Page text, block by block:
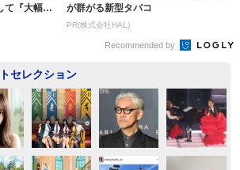
て『大幅に
が群がる新型タバコ
PR(株式会社HAL)
Recommended by
セレクション